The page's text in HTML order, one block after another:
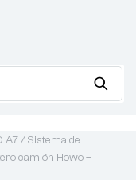
A7/Sistema de
camión Howo –